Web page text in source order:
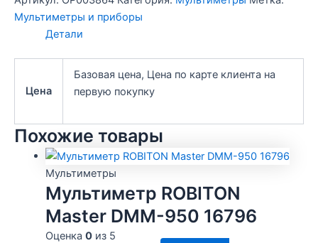
ROBITON
250
Мультиметры и приборы
Детали
Цена
Базовая цена, Цена по карте клиента на
первую покупку
Похожие товары
Мультиметры
Мультиметр ROBITON
Master DMM-950 16796
Оценка 0из 5